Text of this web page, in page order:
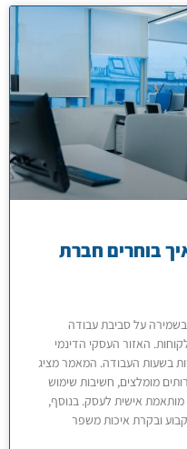
בוחרים חברת
בשמירה על סביבת עבודה
האזור העסקי הדינמי
בשעות העבודה. המאמר מציג
מומלצים, חשיבות שימוש
מותאמת אישית לעסק. בנוסף,
קבוע ובקרת איכות משפר